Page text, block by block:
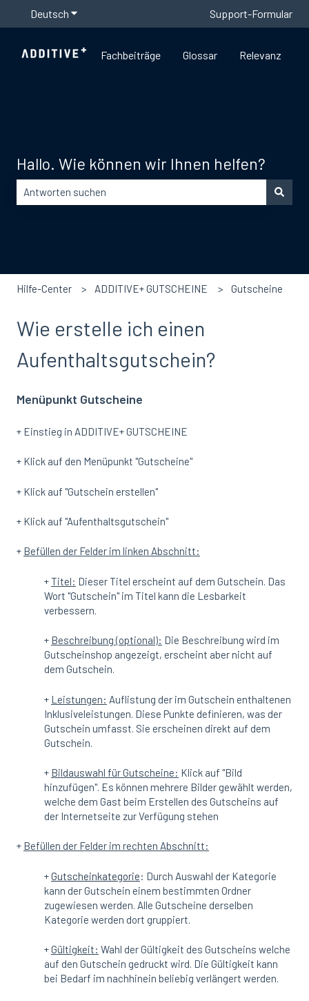
Deutsch Untermenü für Übersetzungen anzeigenSupport-Formular
Fachbeiträge Glossar Relevanz
Hallo. Wie können wir Ihnen helfen?
Hilfe-Center ADDITIVE+ GUTSCHEINE Gutscheine
Wie erstelle ich einen
Aufenthaltsgutschein?
Menüpunkt Gutscheine
+ Einstieg in ADDITIVE+ GUTSCHEINE
+ Klick auf den Menüpunkt "Gutscheine"
+ Klick auf "Gutschein erstellen"
+ Klick auf "Aufenthaltsgutschein"
+ Befüllen der Felder im linken Abschnitt:
+Titel: Dieser Titel erscheint auf dem Gutschein. Das
Wort "Gutschein" im Titel kann die Lesbarkeit
verbessern.
+ Beschreibung (optional): Die Beschreibung wird im
Gutscheinshop angezeigt, erscheint aber nicht auf
dem Gutschein.
+ Leistungen: Auflistung der im Gutschein enthaltenen
Inklusiveleistungen. Diese Punkte definieren, was der
Gutschein umfasst. Sie erscheinen direkt auf dem
Gutschein.
+ Bildauswahl für Gutscheine: Klick auf "Bild
hinzufügen". Es können mehrere Bilder gewählt werden,
welche dem Gast beim Erstellen des Gutscheins auf
der Internetseite zur Verfügung stehen
+ Befüllen der Felder im rechten Abschnitt:
+Gutscheinkategorie: Durch Auswahl der Kategorie
kann der Gutschein einem bestimmten Ordner
zugewiesen werden. Alle Gutscheine derselben
Kategorie werden dort gruppiert.
+Gültigkeit: Wahl der Gültigkeit des Gutscheins welche
auf den Gutschein gedruckt wird. Die Gültigkeit kann
bei Bedarf im nachhinein beliebig verlängert werden.